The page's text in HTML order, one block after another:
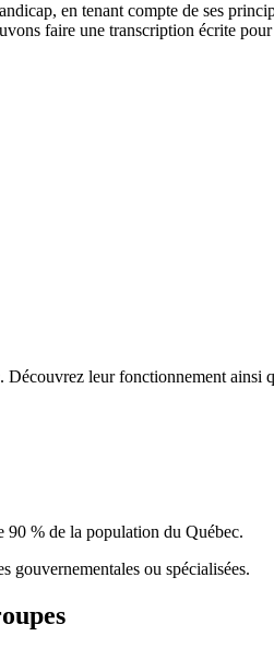
en tenant compte de ses
faire une transcription écrite
leur fonctionnement ainsi
90 % de la population du Québec.
gouvernementales ou spécialisées.